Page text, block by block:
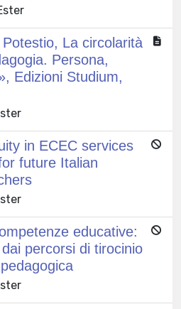
La circolarità
Persona,
Edizioni Studium,
in ECEC services
future Italian
educative:
percorsi di tirocinio